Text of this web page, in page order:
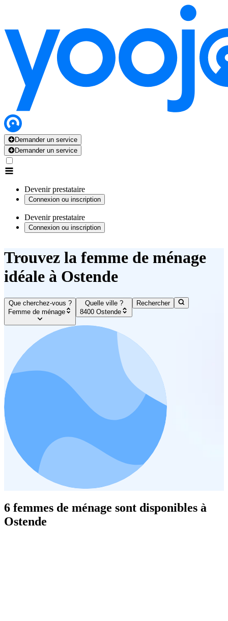
Demander un service
Demander un service
Devenir prestataire
Connexion ou inscription
Devenir prestataire
Connexion ou inscription
Trouvez la femme de ménage
idéale à Ostende
Que cherchez-vous ?
Femme de ménage
Quelle ville ?
8400 Ostende
Rechercher
6 femmes de ménage sont disponibles à
Ostende